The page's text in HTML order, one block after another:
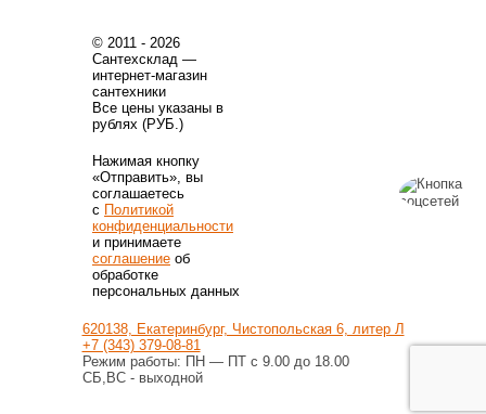
© 2011 - 2026
Сантехсклад —
интернет-магазин
сантехники
Все цены указаны в
рублях (РУБ.)
Нажимая кнопку
«Отправить», вы
соглашаетесь
с Политикой
конфиденциальности
и принимаете
соглашениеоб
обработке
персональных данных
620138, Екатеринбург, Чистопольская 6, литер Л
+7 (343) 379-08-81
Режим работы: ПН — ПТ с 9.00 до 18.00
СБ,ВС - выходной